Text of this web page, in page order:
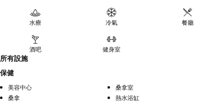
水療 冷氣 餐廳
酒吧 健身室
所有設施
保健
美容中心
桑拿室
桑拿
熱水浴缸